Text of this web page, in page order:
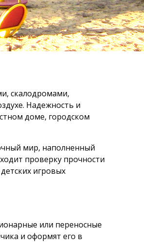
скалодромами,
Надежность и
доме, городском
мир, наполненный
проверку прочности
игровых
или переносные
и оформят его в